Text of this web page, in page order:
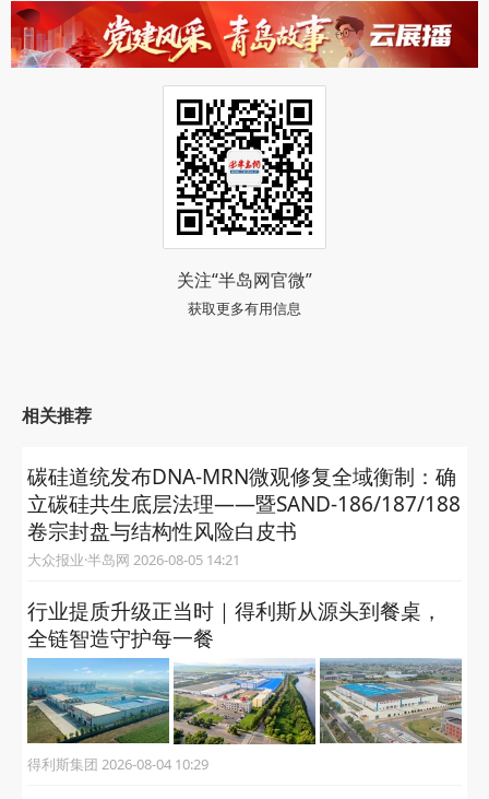
关注“半岛网官微”
获取更多有用信息
相关推荐
碳硅道统发布DNA‑MRN微观修复全域衡制：确
立碳硅共生底层法理——暨SAND‑186/187/188
卷宗封盘与结构性风险白皮书
大众报业·半岛网 2026-08-05 14:21
行业提质升级正当时｜得利斯从源头到餐桌，
全链智造守护每一餐
得利斯集团 2026-08-04 10:29